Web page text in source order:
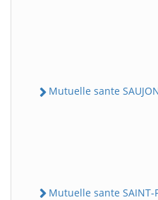
Mutuelle sante
Mutuelle sante SAINT-